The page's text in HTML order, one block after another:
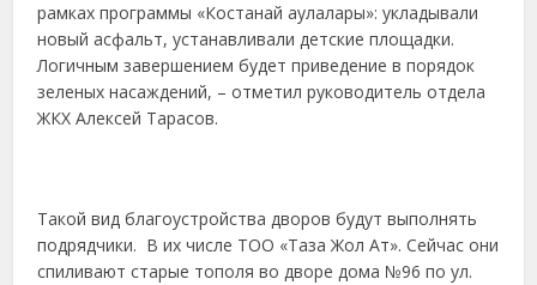
рамках программы «Костанай аулалары»: укладывали
новый асфальт, устанавливали детские площадки.
Логичным завершением будет приведение в порядок
зеленых насаждений, – отметил руководитель отдела
ЖКХ Алексей Тарасов.
Такой вид благоустройства дворов будут выполнять
подрядчики. В их числе ТОО «Таза Жол Ат». Сейчас они
спиливают старые тополя во дворе дома №96 по ул.